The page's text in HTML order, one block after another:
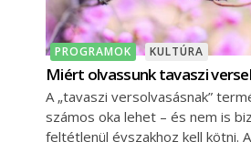
PROGRAMOK KULTÚRA
Miért olvassunk tavaszi
A „tavaszi versolvasásnak”
számos oka lehet – és nem is
feltétlenül évszakhoz kell kötni.